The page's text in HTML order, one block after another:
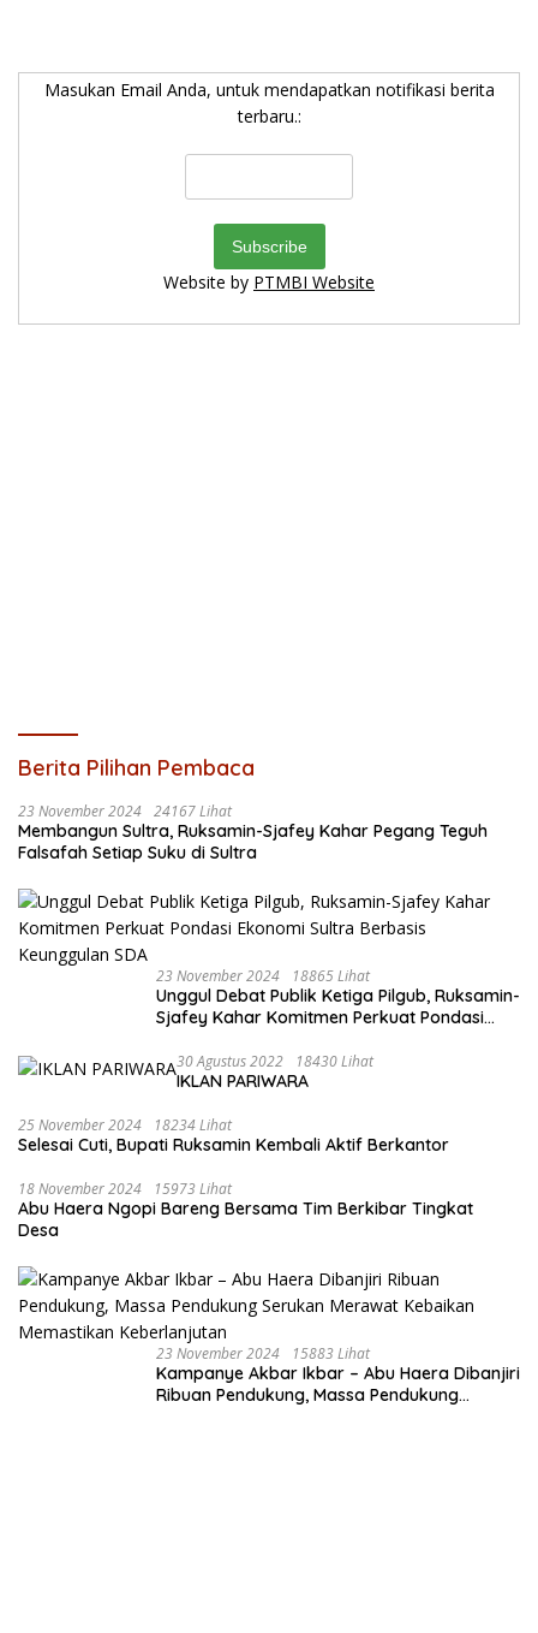
Masukan Email Anda, untuk mendapatkan notifikasi berita
terbaru.:
Website by PTMBI Website
Berita Pilihan Pembaca
23 November 2024 24167 Lihat
Membangun Sultra, Ruksamin-Sjafey Kahar Pegang Teguh
Falsafah Setiap Suku di Sultra
23 November 2024 18865 Lihat
Unggul Debat Publik Ketiga Pilgub, Ruksamin-
Sjafey Kahar Komitmen Perkuat Pondasi
30 Agustus 2022 18430 Lihat
IKLAN PARIWARA
25 November 2024 18234 Lihat
Selesai Cuti, Bupati Ruksamin Kembali Aktif Berkantor
18 November 2024 15973 Lihat
Abu Haera Ngopi Bareng Bersama Tim Berkibar Tingkat
Desa
23 November 2024 15883 Lihat
Kampanye Akbar Ikbar – Abu Haera Dibanjiri
Ribuan Pendukung, Massa Pendukung